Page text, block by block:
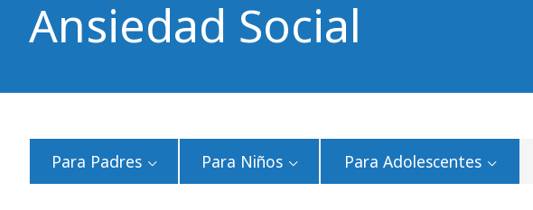
Ansiedad Social
Para Padres Para Niños Para Adolescentes